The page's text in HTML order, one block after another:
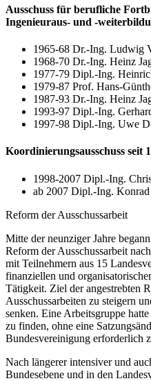
Ausschuss für berufliche
Ingenieuraus- und -
1965-68 Dr.-Ing. Ludwig
1968-70 Dr.-Ing. Heinz
1977-79 Dipl.-Ing.
1979-87 Prof. Hans-
1987-93 Dr.-Ing. Heinz
1993-97 Dipl.-Ing.
1997-98 Dipl.-Ing. Uwe
Koordinierungsausschuss seit
1998-2007 Dipl.-Ing.
ab 2007 Dipl.-Ing.
Reform der Ausschussarbeit
Mitte der neunziger Jahre
Reform der Ausschussarbeit
mit Teilnehmern aus 15
finanziellen und
Tätigkeit. Ziel der angestrebten
Ausschussarbeiten zu steigern
senken. Eine Arbeitsgruppe
zu finden, ohne eine
Bundesvereinigung erforderlich
Nach längerer intensiver und
Bundesebene und in den